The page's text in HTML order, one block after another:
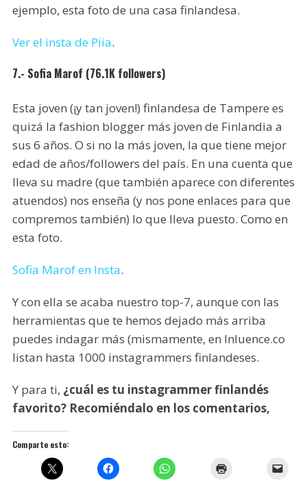
ejemplo, esta foto de una casa finlandesa.
Ver el insta de Piia.
7.- Sofia Marof (76.1K followers)
Esta joven (¡y tan joven!) finlandesa de Tampere es
quizá la fashion blogger más joven de Finlandia a
sus 6 años. O si no la más joven, la que tiene mejor
edad de años/followers del país. En una cuenta que
lleva su madre (que también aparece con diferentes
atuendos) nos enseña (y nos pone enlaces para que
compremos también) lo que lleva puesto. Como en
esta foto.
Sofia Marof en Insta.
Y con ella se acaba nuestro top-7, aunque con las
herramientas que te hemos dejado más arriba
puedes indagar más (mismamente, en Inluence.co
listan hasta 1000 instagrammers finlandeses.
Y para ti, ¿cuál es tu instagrammer finlandés
favorito? Recomiéndalo en los comentarios,
Comparte esto: